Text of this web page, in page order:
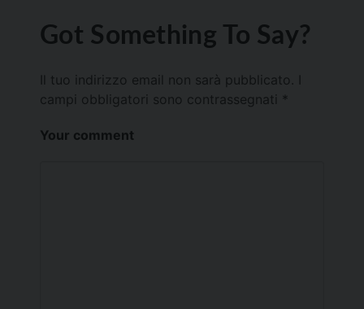
Got Something To Say?
Il tuo indirizzo email non sarà pubblicato.
campi obbligatori sono contrassegnati *
Your comment